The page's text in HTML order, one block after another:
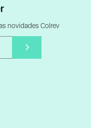
novidades Colrev